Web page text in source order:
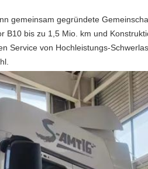
gemeinsam gegründete
B10 bis zu 1,5 Mio. km und
Service von Hochleistungs-